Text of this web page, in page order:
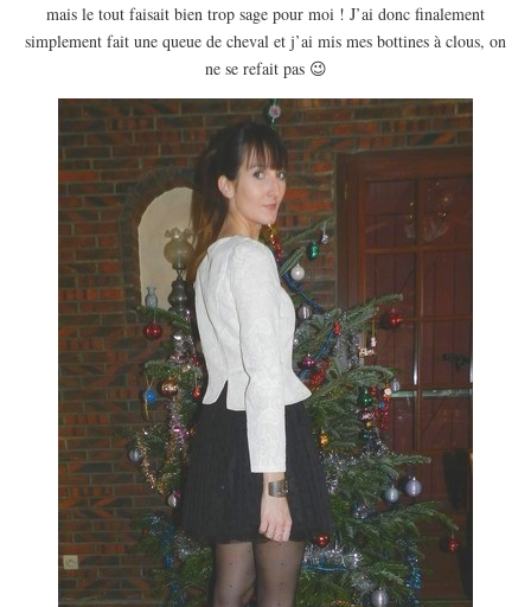
ITALIE
RÉPUBLIQUE TCHÈQUE
OCÉANIE
AUSTRALIE
ARTICLES PRATIQUES
MON PROGRAMME DE YOGA EN LIGNE
AUTRES CATÉGORIES
MODE
BEAUTÉ
DIVERSES BOX
DIY
LIFESTYLE
ME CONTACTER
A PROPOS
mais le tout faisait bien trop sage pour moi ! J’ai donc finalement
simplement fait une queue de cheval et j’ai mis mes bottines à clous, on
ne se refait pas 😉